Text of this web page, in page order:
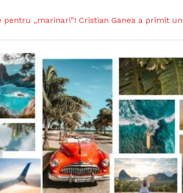
Pentru și mai mult
ABONEAZĂ-TE ACUM
pentru „marinari”! Cristian Ganea a primit